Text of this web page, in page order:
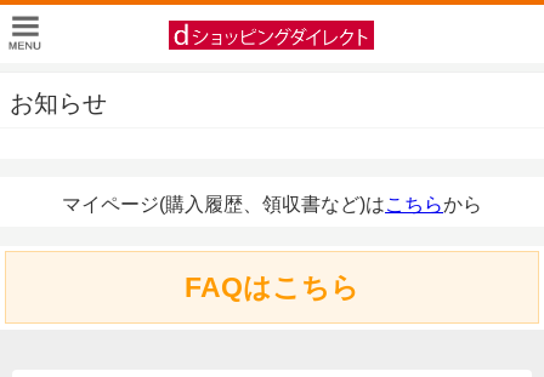
お知らせ
マイページ(購入履歴、領収書など)はこちらから
FAQはこちら